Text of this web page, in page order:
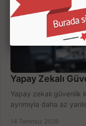
Yapay Zekalı
Yapay zekalı güvenlik
ayrımıyla daha az
14 Temmuz 2026